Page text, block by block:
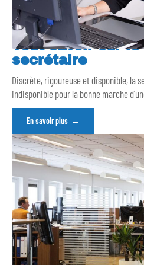
Tout savoir sur
secrétaire
Discrète, rigoureuse et disponible, la
indisponible pour la bonne marche
En savoir plus